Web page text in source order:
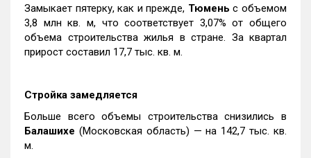
Замыкает пятерку, как и прежде, Тюмень с объемом
3,8 млн кв. м, что соответствует 3,07% от общего
объема строительства жилья в стране. За квартал
прирост составил 17,7 тыс. кв. м.
Стройка замедляется
Больше всего объемы строительства снизились в
Балашихе (Московская область) — на 142,7 тыс. кв.
м.